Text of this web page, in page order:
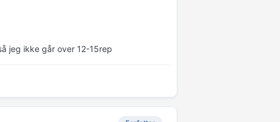
jeg ikke går over 12-15rep